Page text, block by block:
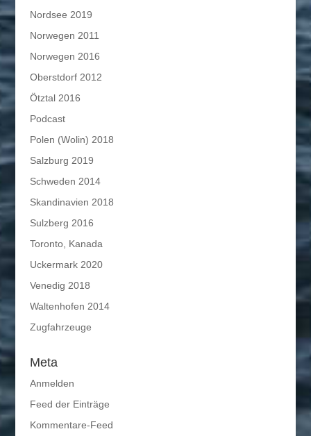
Nordsee 2019
Norwegen 2011
Norwegen 2016
Oberstdorf 2012
Ötztal 2016
Podcast
Polen (Wolin) 2018
Salzburg 2019
Schweden 2014
Skandinavien 2018
Sulzberg 2016
Toronto, Kanada
Uckermark 2020
Venedig 2018
Waltenhofen 2014
Zugfahrzeuge
Meta
Anmelden
Feed der Einträge
Kommentare-Feed